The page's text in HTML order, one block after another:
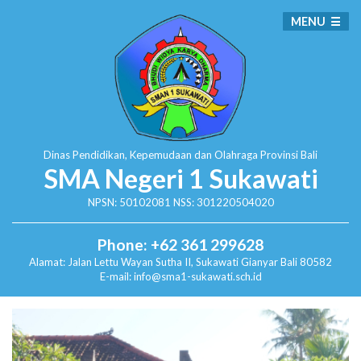
Dinas Pendidikan, Kepemudaan dan Olahraga Provinsi Bali
SMA Negeri 1 Sukawati
NPSN: 50102081 NSS: 301220504020
Phone: +62 361 299628
Alamat: Jalan Lettu Wayan Sutha II, SukawatiGianyar Bali 80582
E-mail: info@sma1-sukawati.sch.id
MENU